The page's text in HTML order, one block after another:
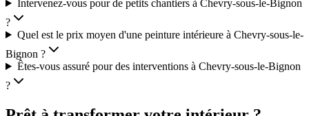
Intervenez-vous pour de petits chantiers à Chevry-sous-le-Bignon
?
Quel est le prix moyen d'une peinture intérieure à Chevry-sous-le-
Bignon ?
Êtes-vous assuré pour des interventions à Chevry-sous-le-Bignon
?